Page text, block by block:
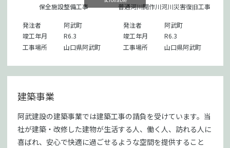
保全施設整備工事
発注者
阿武町
竣工年月
R6.3
工事場所
山口県阿武町
普通河川開作川河川災害復旧工事
発注者
阿武町
竣工年月
R6.3
工事場所
山口県阿武町
建築事業
阿武建設の建築事業では建築工事の請負を受けています。当
社が建築・改修した建物が生活する人、働く人、訪れる人に
喜ばれ、安心で快適に過ごせるような空間を提供すること